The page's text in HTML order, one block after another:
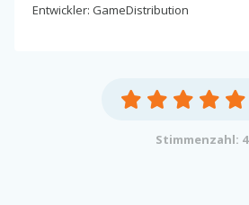
Entwickler: GameDistribution
Stimmenzahl: 4